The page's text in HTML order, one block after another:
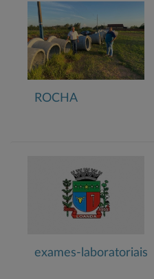
ROCHA
exames-laboratoriais